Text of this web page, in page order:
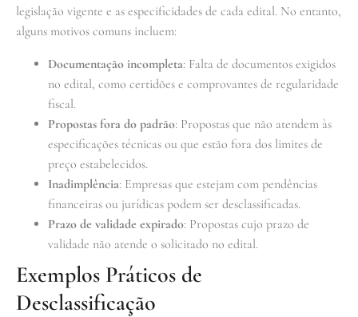
legislação vigente e as especificidades de cada edital. No entanto,
alguns motivos comuns incluem:
Documentação incompleta: Falta de documentos exigidos
no edital, como certidões e comprovantes de regularidade
fiscal.
Propostas fora do padrão: Propostas que não atendem às
especificações técnicas ou que estão fora dos limites de
preço estabelecidos.
Inadimplência: Empresas que estejam com pendências
financeiras ou jurídicas podem ser desclassificadas.
Prazo de validade expirado: Propostas cujo prazo de
validade não atende o solicitado no edital.
Exemplos Práticos de
Desclassificação